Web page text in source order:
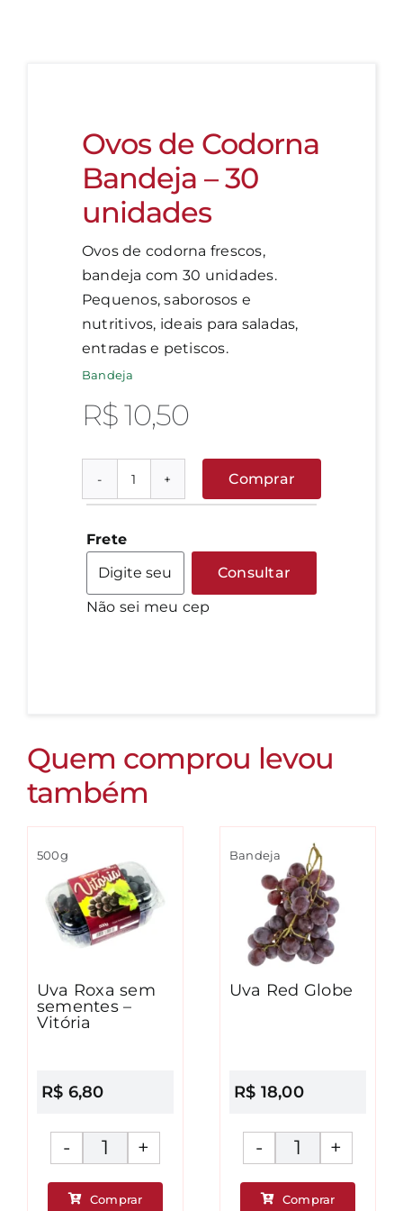
Ovos de Codorna
Bandeja – 30
unidades
Ovos de codorna frescos,
bandeja com 30 unidades.
Pequenos, saborosos e
nutritivos, ideais para saladas,
entradas e petiscos.
Bandeja
R$10,50
30
Comprar
Frete
Consultar
Não sei meu cep
Quem comprou levou
também
500g
Uva Roxa sem
sementes –
Vitória
R$ 6,80
Uva
Roxa
Comprar
Bandeja
Uva Red Globe
R$ 18,00
Uva
Red
Comprar